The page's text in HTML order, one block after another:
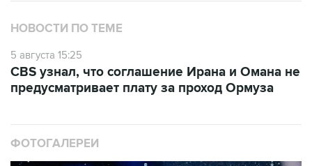
НОВОСТИ ПО ТЕМЕ
5 августа 15:25
CBS узнал, что соглашение Ирана и Омана не
предусматривает плату за проход Ормуза
ФОТОГАЛЕРЕИ